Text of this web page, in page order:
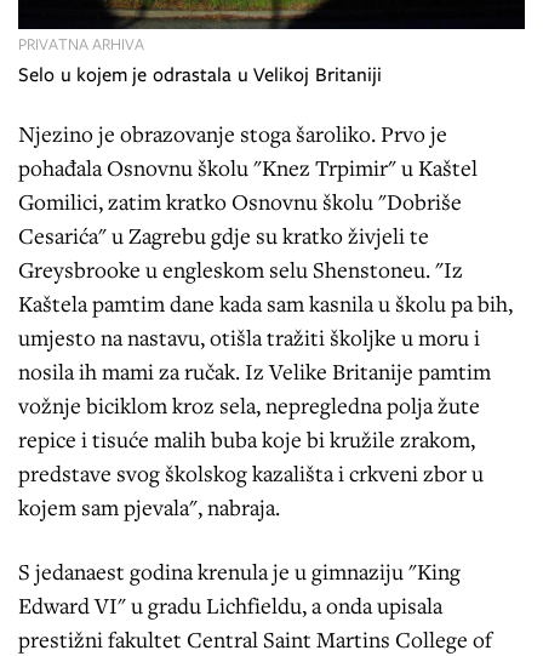
Selo u kojem je odrastala u Velikoj Britaniji
PRIVATNA ARHIVA
Njezino je obrazovanje stoga šaroliko. Prvo je
pohađala Osnovnu školu "Knez Trpimir" u Kaštel
Gomilici, zatim kratko Osnovnu školu "Dobriše
Cesarića" u Zagrebu gdje su kratko živjeli te
Greysbrooke u engleskom selu Shenstoneu. "Iz
Kaštela pamtim dane kada sam kasnila u školu pa bih,
umjesto na nastavu, otišla tražiti školjke u moru i
nosila ih mami za ručak. Iz Velike Britanije pamtim
vožnje biciklom kroz sela, nepregledna polja žute
repice i tisuće malih buba koje bi kružile zrakom,
predstave svog školskog kazališta i crkveni zbor u
kojem sam pjevala", nabraja.
S jedanaest godina krenula je u gimnaziju "King
Edward VI" u gradu Lichfieldu, a onda upisala
prestižni fakultet Central Saint Martins College of